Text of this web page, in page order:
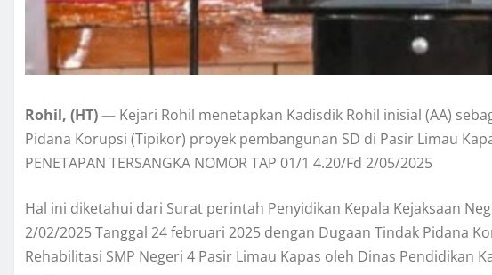
Rohil, (HT) — Kejari Rohil menetapkan Kadisdik Rohil inisial (AA)
Pidana Korupsi (Tipikor) proyek pembangunan SD di Pasir Limau
PENETAPAN TERSANGKA NOMOR TAP 01/1 4.20/Fd 2/05/2025
Hal ini diketahui dari Surat perintah Penyidikan Kepala Kejaksaan
2/02/2025 Tanggal 24 februari 2025 dengan Dugaan Tindak Pidana
Rehabilitasi SMP Negeri 4 Pasir Limau Kapas oleh Dinas Pendidikan